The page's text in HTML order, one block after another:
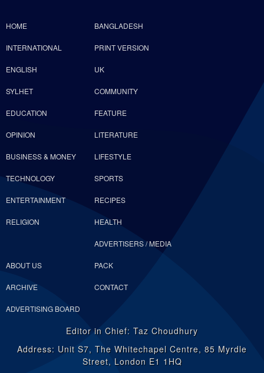
HOME BANGLADESH
INTERNATIONAL PRINT VERSION
ENGLISH UK
SYLHET COMMUNITY
EDUCATION FEATURE
OPINION LITERATURE
BUSINESS & MONEY LIFESTYLE
TECHNOLOGY SPORTS
ENTERTAINMENT RECIPES
RELIGION HEALTH
ABOUT US
ADVERTISERS / MEDIA
PACK
ARCHIVE CONTACT
ADVERTISING BOARD
Editor in Chief: Taz Choudhury
Address: Unit S7, The Whitechapel Centre, 85 Myrdle
Street, London E1 1HQ